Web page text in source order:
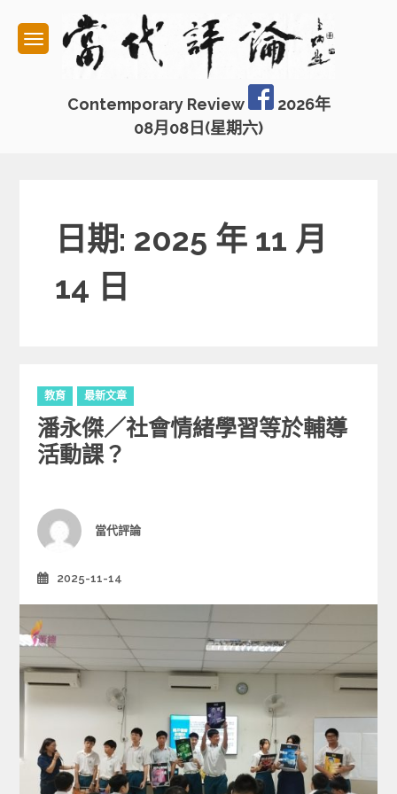
content
Contemporary Review
2026年
08月08日(星期六)
日期: 2025 年 11 月
14 日
C
a
t
e
g
i
e
教育 最新文章
潘永傑／社會情緒學習等於輔導
活動課？
Author
當代評論
2025-11-14